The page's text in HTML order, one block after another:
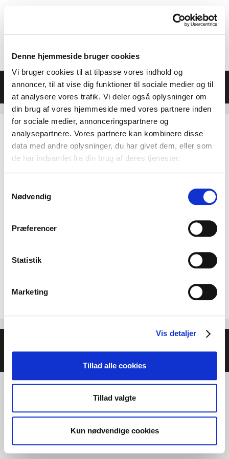
Denne hjemmeside bruger cookies
Vi bruger cookies til at tilpasse vores indhold og
annoncer, til at vise dig funktioner til sociale medier og til
at analysere vores trafik. Vi deler også oplysninger om
din brug af vores hjemmeside med vores partnere inden
for sociale medier, annonceringspartnere og
analysepartnere. Vores partnere kan kombinere disse
data med andre oplysninger, du har givet dem, eller som
de har indsamlet fra din brug af deres tjenester.
Nødvendig
Præferencer
Statistik
Marketing
Vis detaljer
Tillad alle cookies
Tillad valgte
Kun nødvendige cookies
indhold
Menu